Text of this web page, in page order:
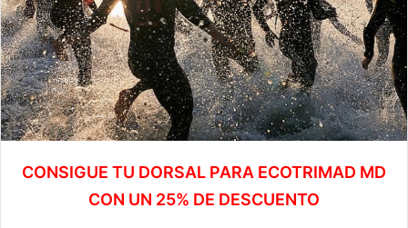
CONSIGUE TU DORSAL PARA ECOTRIMAD MD
CON UN 25% DE DESCUENTO